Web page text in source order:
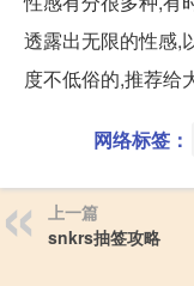
透露出无限的性感,
度不低俗的,推荐给
网络标签：
上一篇
snkrs抽签攻略